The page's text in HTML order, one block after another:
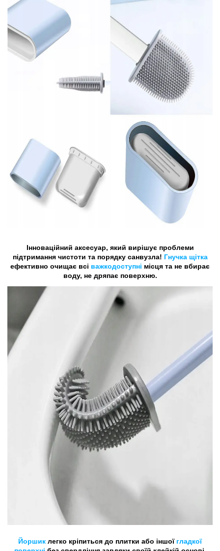
Інноваційний аксесуар, який вирішує проблеми
підтримання чистоти та порядку санвузла! Гнучка щітка
ефективно очищає всі важкодоступні місця та не вбирає
воду, не дряпає поверхню.
Йоршик легко кріпиться до плитки або іншоїгладкої